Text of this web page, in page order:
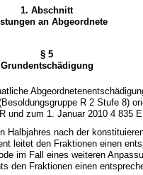
1. Abschnitt
an Abgeordnete
§ 5
Grundentschädigung
R 2 Stufe 8)
und zum 1. Januar 2010 4 835
Halbjahres nach der
leitet den Fraktionen einen
im Fall eines weiteren
den Fraktionen einen